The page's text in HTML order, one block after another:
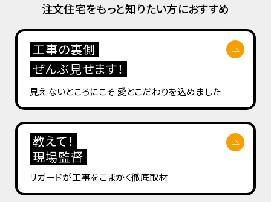
注文住宅をもっと知りたい方におすすめ
工事の裏側
ぜんぶ見せます！
見えないところにこそ 愛とこだわりを込めました
教えて！
現場監督
リガードが工事をこまかく徹底取材